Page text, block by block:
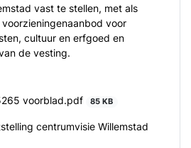
vast te stellen, met als
voor
cultuur en erfgoed en
de vesting.
voorblad.pdf
85 KB
centrumvisie Willemstad